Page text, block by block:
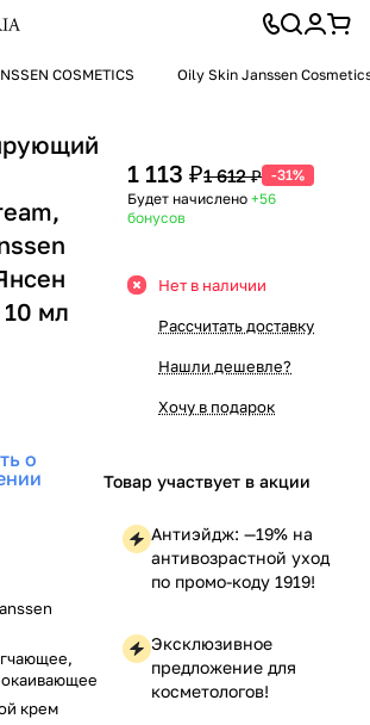
COSMETICS Oily Skin Janssen
мл
о
крем
1 113 ₽1 612 ₽ -31%
Будет начислено +56
бонусов
Нет в наличии
Рассчитать доставку
Нашли дешевле?
Хочу в подарок
Товар участвует в акции
Антиэйдж: —19% на
антивозрастной уход
по промо-коду 1919!
Эксклюзивное
предложение для
косметологов!